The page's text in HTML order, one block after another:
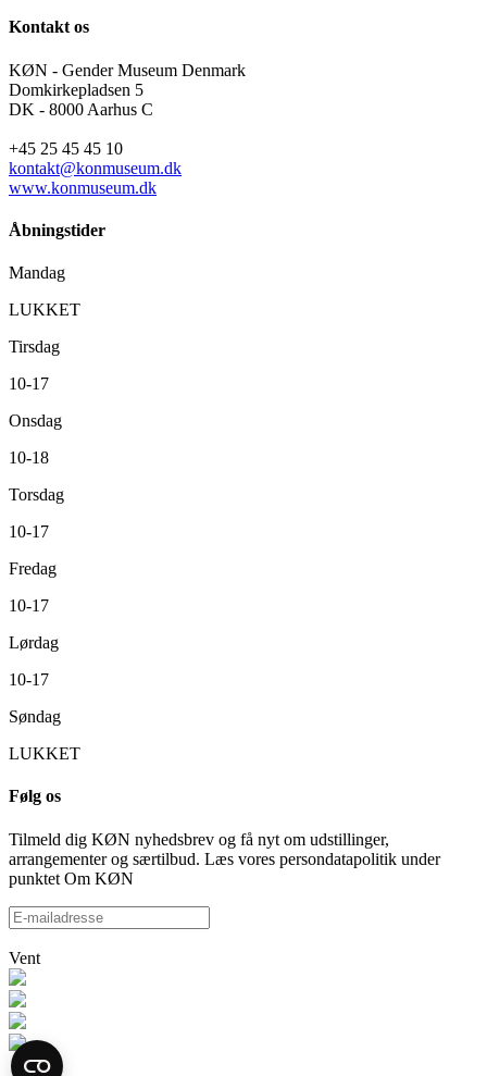
Kontakt os
KØN - Gender Museum Denmark
Domkirkepladsen 5
DK - 8000 Aarhus C
+45 25 45 45 10
kontakt@konmuseum.dk
www.konmuseum.dk
Åbningstider
Mandag
LUKKET
Tirsdag
10-17
Onsdag
10-18
Torsdag
10-17
Fredag
10-17
Lørdag
10-17
Søndag
LUKKET
Følg os
Tilmeld dig KØN nyhedsbrev og få nyt om udstillinger,
arrangementer og særtilbud. Læs vores persondatapolitik under
punktet Om KØN
Vent